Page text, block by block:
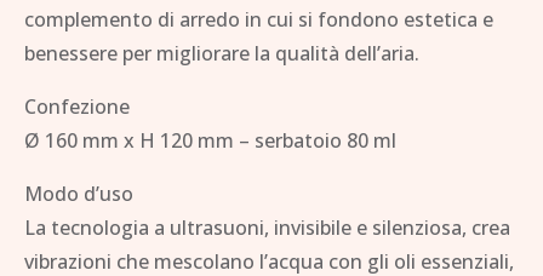
complemento di arredo in cui si fondono estetica e
benessere per migliorare la qualità dell’aria.
Confezione
Ø 160 mm x H 120 mm – serbatoio 80 ml
Modo d’uso
La tecnologia a ultrasuoni, invisibile e silenziosa, crea
vibrazioni che mescolano l’acqua con gli oli essenziali,